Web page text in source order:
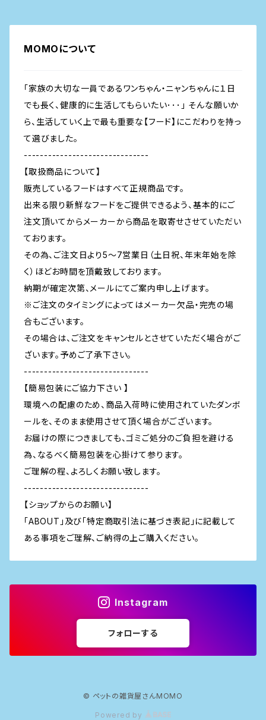
MOMOについて
「家族の大切な一員であるワンちゃん・ニャンちゃんに１日
でも長く、健康的に生活してもらいたい･･･」 そんな願いか
ら、生活していく上で最も重要な【フード】にこだわりを持っ
て選びました。
-------------------------------
【取扱商品について】
販売しているフードはすべて正規商品です。
出来る限り新鮮なフードをご提供できるよう、基本的にご
注文頂いてからメーカーから商品を取寄せさせていただい
ております。
その為、ご注文日より5～7営業日（土日祝、年末年始を除
く）ほどお時間を頂戴致しております。
納期が確定次第、メールにてご案内申し上げます。
※ご注文のタイミングによってはメーカー欠品・完売の場
合もございます。
その場合は、ご注文をキャンセルとさせていただく場合がご
ざいます。予めご了承下さい。
-------------------------------
【簡易包装にご協力下さい 】
環境への配慮のため、商品入荷時に使用されていたダンボ
ールを、そのまま使用させて頂く場合がございます。
お届けの際につきましても、ゴミご処分のご負担を避ける
為、なるべく簡易包装を心掛けて参ります。
ご理解の程、よろしくお願い致します。
-------------------------------
【ショップからのお願い】
「ABOUT」及び「特定商取引法に基づき表記」に記載して
ある事項をご理解、ご納得の上ご購入ください。
Instagram
フォローする
© ペットの雑貨屋さんMOMO
Powered by